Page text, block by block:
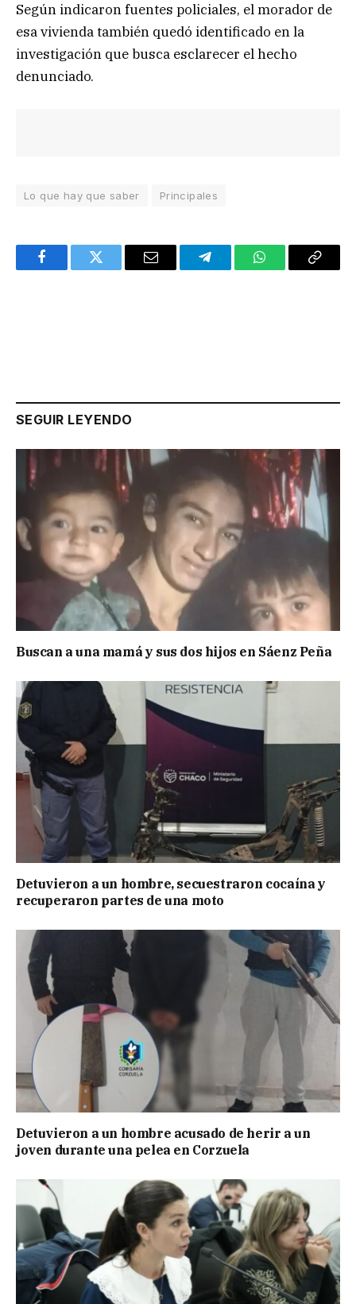
Según indicaron fuentes policiales, el morador de
esa vivienda también quedó identificado en la
investigación que busca esclarecer el hecho
denunciado.
Lo que hay que saber Principales
FacebookTwitter Email TelegramWhatsAppCopy
SEGUIR LEYENDO
Buscan a una mamá y sus dos hijos en Sáenz Peña
Detuvieron a un hombre, secuestraron cocaína y
recuperaron partes de una moto
Detuvieron a un hombre acusado de herir a un
joven durante una pelea en Corzuela